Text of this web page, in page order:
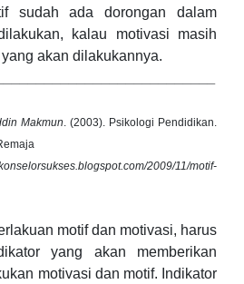
sudah ada dorongan dalam
kalau motivasi masih
akan dilakukannya.
Makmun. (2003). Psikologi Pendidikan.
2009/11/motif-
motif dan motivasi, harus
yang akan memberikan
motivasi dan motif. Indikator